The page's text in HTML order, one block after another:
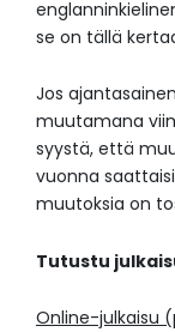
se on tällä
Jos
muutamana
syystä, että
vuonna
muutoksia on
Tutustu
Online-julkaisu